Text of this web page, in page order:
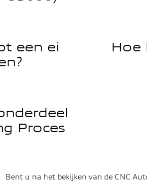
een ei
Hoe
Proces
Bent u na het bekijken van de CNC